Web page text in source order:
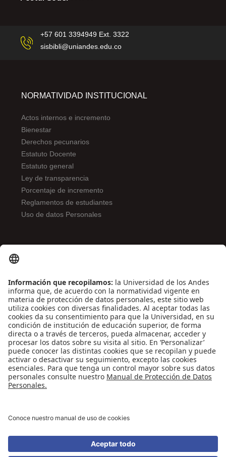
+57 601 3394949 Ext. 3322
sisbibli@uniandes.edu.co
NORMATIVIDAD INSTITUCIONAL
Actos internos e incremento
Bienestar
Derechos pecunarios
Estatuto Docente
Estatuto general
Ley de transparencia
Porcentaje de incremento
Reglamentos de estudiantes
Uso de datos Personales
Contáctenos
Biblioguías
Preguntas frecuentes
Capacitación
Directrices
Entretenimiento
Compra de libros y material audiovisual